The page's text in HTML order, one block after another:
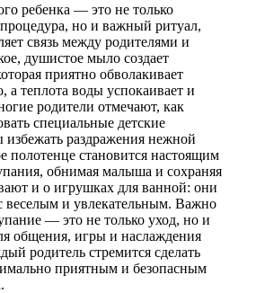
ребенка — это не только
но и важный ритуал,
связь между родителями и
душистое мыло создает
приятно обволакивает
а теплота воды успокаивает и
родители отмечают, как
специальные детские
избежать раздражения нежной
полотенце становится настоящим
обнимая малыша и сохраняя
и о игрушках для ванной: они
веселым и увлекательным. Важно
— это не только уход, но и
общения, игры и наслаждения
родитель стремится сделать
приятным и безопасным